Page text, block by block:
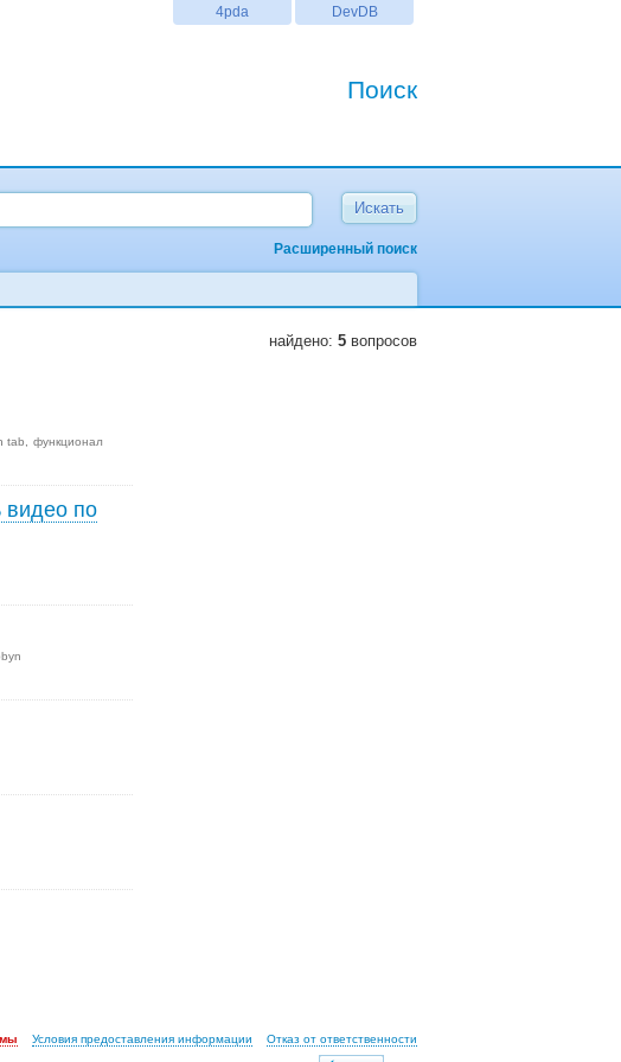
DevDB
4pda
Поиск
Расширенный поиск
найдено: 5 вопросов
tab функционал
видео по
Условия предоставления информации Отказ от ответственности